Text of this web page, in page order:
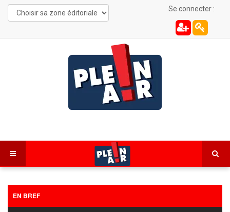
Se connecter :
EN BREF